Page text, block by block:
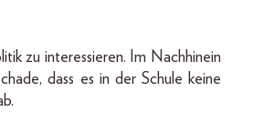
zu interessieren. Im Nachhinein
dass es in der Schule keine